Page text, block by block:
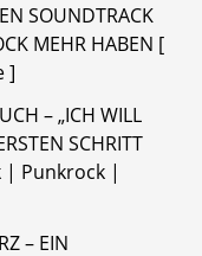
SOUNDTRACK
MEHR HABEN [
]
– „ICH WILL
SCHRITT
| Punkrock |
– EIN